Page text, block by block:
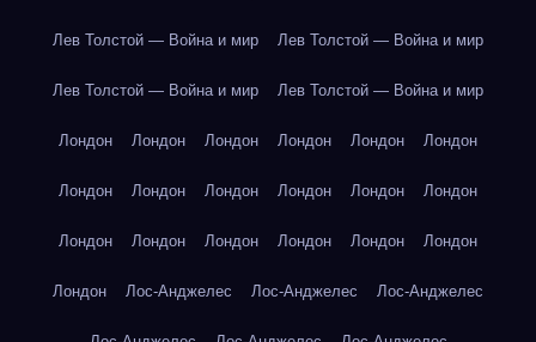
Лев Толстой — Война и мир Лев Толстой — Война и мир
Лев Толстой — Война и мир Лев Толстой — Война и мир
Лондон Лондон Лондон Лондон Лондон Лондон
Лондон Лондон Лондон Лондон Лондон Лондон
Лондон Лондон Лондон Лондон Лондон Лондон
Лондон Лос-Анджелес Лос-Анджелес Лос-Анджелес